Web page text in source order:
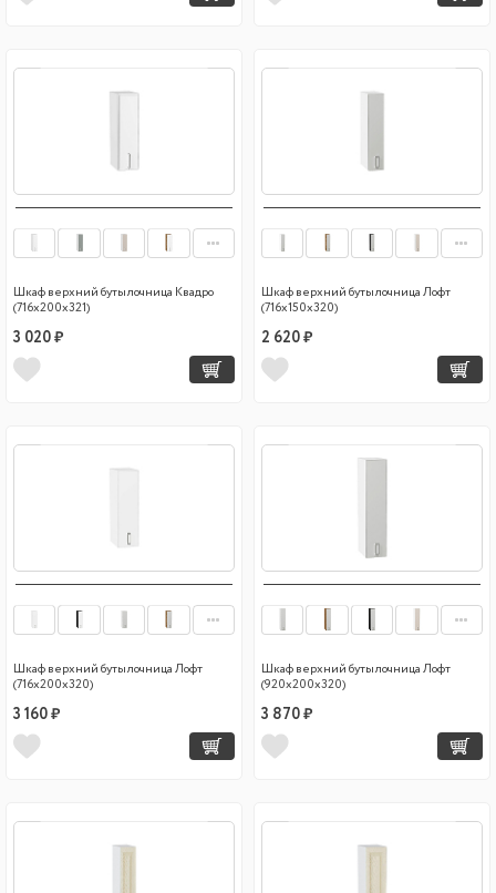
Шкаф верхний бутылочница Квадро
(716х200х321)
3 020 ₽
Шкаф верхний бутылочница Лофт
(716х150х320)
2 620 ₽
Шкаф верхний бутылочница Лофт
(716х200х320)
3 160 ₽
Шкаф верхний бутылочница Лофт
(920х200х320)
3 870 ₽